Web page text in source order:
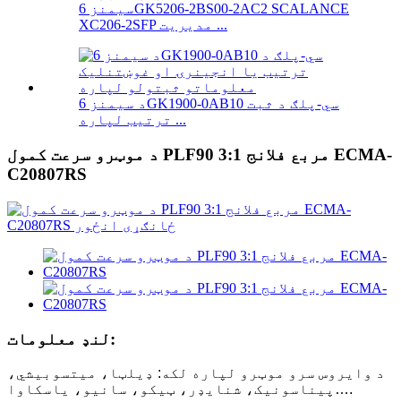
سیمنز 6GK5206-2BS00-2AC2 SCALANCE
XC206-2SFP مدیریت ...
د سیمنز 6GK1900-0AB10 سي-پلګ د ثبت
ترتیب لپاره ...
د موټرو سرعت کمول PLF90 3:1 مربع فلانج ECMA-
C20807RS
لنډ معلومات:
د وایروس سرو موټرو لپاره لکه: ډیلټا، میتسوبیشي،
پیناسونیک، شنایډر، ټیکو، سانیو، یاسکاوا….